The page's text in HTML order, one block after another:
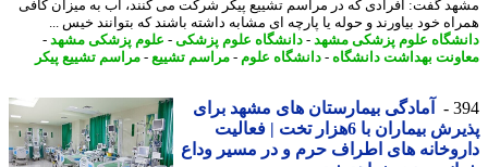
گفت: افرادی که در مراسم تشییع پیکر شرکت می کنند، آب به میزان کافی
خود بیاورند و حوله یا پارچه ای مشابه داشته باشند که بتوانند خیس ...
علوم پزشکی مشهد-دانشگاه علوم پزشکی-علوم پزشکی مشهد-
بهداشت دانشگاه-دانشگاه علوم-مراسم تشییع-مراسم تشییع پیکر
آمادگی بیمارستان های مشهد برای
پذیرش بیماران با 6هزار تخت | فعالیت
های اطراف حرم و در مسیر وداع